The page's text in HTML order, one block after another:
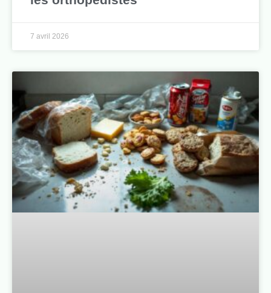
7 avril 2026